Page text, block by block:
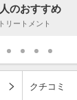
のおすすめ
リートメント
クチコミ